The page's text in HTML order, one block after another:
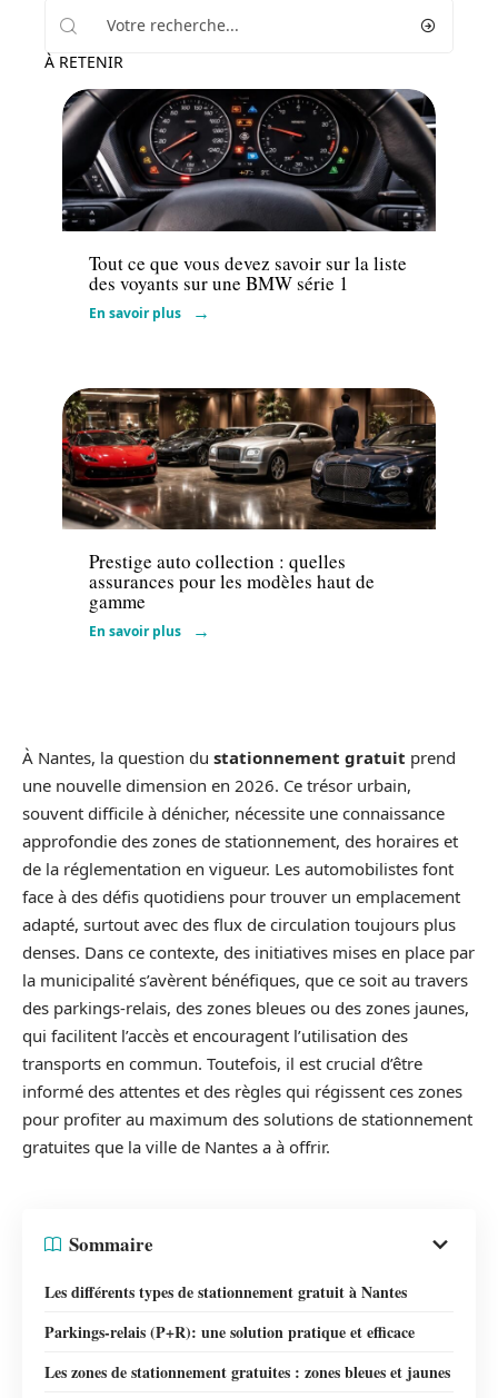
À RETENIR
Actu
Tout ce que vous devez savoir sur la liste
des voyants sur une BMW série 1
En savoir plus
Assurance
Prestige auto collection : quelles
assurances pour les modèles haut de
gamme
En savoir plus
À Nantes, la question du stationnement gratuit prend
une nouvelle dimension en 2026. Ce trésor urbain,
souvent difficile à dénicher, nécessite une connaissance
approfondie des zones de stationnement, des horaires et
de la réglementation en vigueur. Les automobilistes font
face à des défis quotidiens pour trouver un emplacement
adapté, surtout avec des flux de circulation toujours plus
denses. Dans ce contexte, des initiatives mises en place par
la municipalité s’avèrent bénéfiques, que ce soit au travers
des parkings-relais, des zones bleues ou des zones jaunes,
qui facilitent l’accès et encouragent l’utilisation des
transports en commun. Toutefois, il est crucial d’être
informé des attentes et des règles qui régissent ces zones
pour profiter au maximum des solutions de stationnement
gratuites que la ville de Nantes a à offrir.
Sommaire
Les différents types de stationnement gratuit à Nantes
Parkings-relais (P+R): une solution pratique et efficace
Les zones de stationnement gratuites : zones bleues et jaunes